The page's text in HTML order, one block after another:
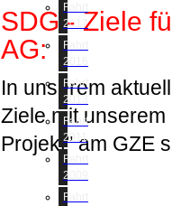
SDG - Ziele
AG:
In unserem
Ziele mit
Projekt" am GZE
Fahrt
2017
Fahrt
2016
Fahrt
2013
Fahrt
2011
Fahrt
2009
Fahrt